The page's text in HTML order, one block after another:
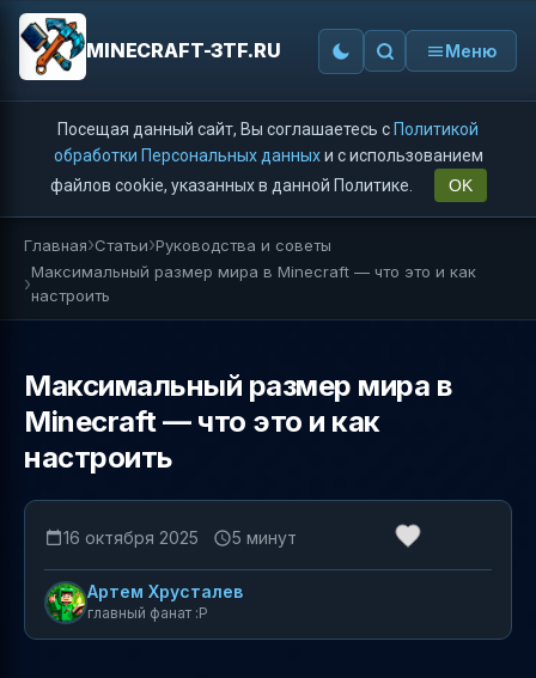
MINECRAFT-3TF.RU Меню
Посещая данный сайт, Вы соглашаетесь с Политикой
обработки Персональных данныхи с использованием
файлов cookie, указанных в данной Политике.
OK
Главная Статьи Руководства и советы
Максимальный размер мира в Minecraft — что это и как
настроить
Максимальный размер мира в
Minecraft — что это и как
настроить
16 октября 2025 5 минут
Артем Хрусталев
главный фанат :P